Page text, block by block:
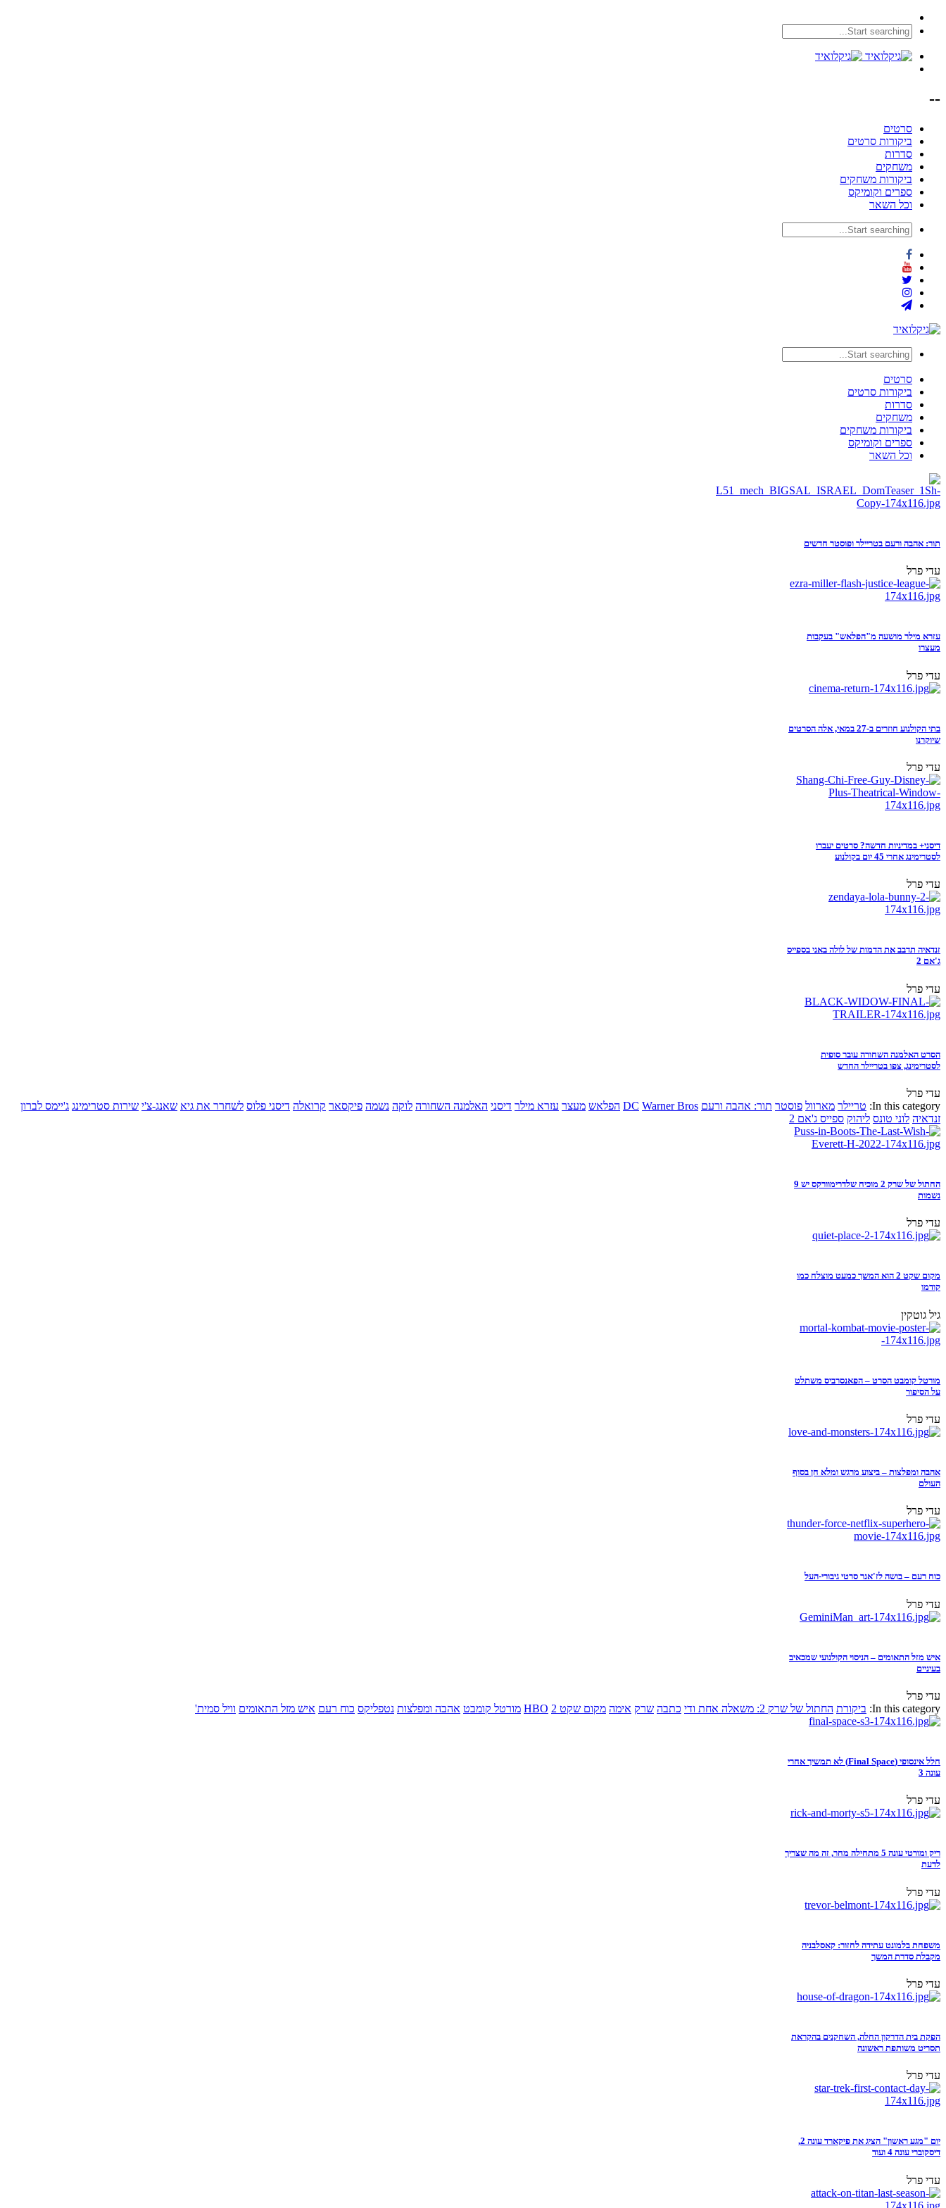
--
סרטים
ביקורות סרטים
סדרות
משחקים
ביקורות משחקים
ספרים וקומיקס
וכל השאר
סרטים
ביקורות סרטים
סדרות
משחקים
ביקורות משחקים
ספרים וקומיקס
וכל השאר
תור: אהבה ורעם בטריילר ופוסטר חדשים
עדי פרל
עזרא מילר מושעה מ"הפלאש" בעקבות
מעצרו
עדי פרל
בתי הקולנוע חוזרים ב-27 במאי, אלה הסרטים
שיוקרנו
עדי פרל
דיסני+ במדיניות חדשה? סרטים יעברו
לסטרימינג אחרי 45 יום בקולנוע
עדי פרל
זנדאיה תדבב את הדמות של לולה באני בספייס
ג'אם 2
עדי פרל
הסרט האלמנה השחורה עובר סופית
לסטרימינג, צפו בטריילר החדש
עדי פרל
In this category: טריילר מארוול פוסטר תור: אהבה ורעם DC Warner Bros הפלאש מעצר עזרא מילר דיסני האלמנה השחורה לוקה נשמה פיקסאר קרואלה דיסני פלוס לשחרר את גיא שאנג-צ'י שירות סטרימינג ג'יימס לברון
זנדאיה לוני טונס ליהוק ספייס ג'אם 2
החתול של שרק 2 מוכיח שלדרימוורקס יש 9
נשמות
עדי פרל
מקום שקט 2 הוא המשך כמעט מוצלח כמו
קודמו
גיל גוטקין
מורטל קומבט הסרט – הפאנסרביס משתלט
על הסיפור
עדי פרל
אהבה ומפלצות – ביצוע מרגש ומלא חן בסוף
העולם
עדי פרל
כוח רעם – בושה לז'אנר סרטי גיבורי-העל
עדי פרל
איש מזל התאומים – הניסוי הקולנועי שמכאיב
בעיניים
עדי פרל
In this category: ביקורת החתול של שרק 2: משאלה אחת ודי כתבה שרק אימה מקום שקט 2 HBO מורטל קומבט אהבה ומפלצות נטפליקס כוח רעם איש מזל התאומים וויל סמית'
חלל אינסופי (Final Space) לא תמשיך אחרי
עונה 3
עדי פרל
ריק ומורטי עונה 5 מתחילה מחר, זה מה שצריך
לדעת
עדי פרל
משפחת בלמונט עתידה לחזור: קאסלבניה
מקבלת סדרת המשך
עדי פרל
הפקת בית הדרקון החלה, השחקנים בהקראת
תסריט משותפת ראשונה
עדי פרל
יום "מגע ראשון" הציג את פיקארד עונה 2,
דיסקוברי עונה 4 ועוד
עדי פרל